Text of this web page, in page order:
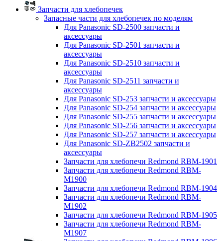
Запчасти для хлебопечек
Запасные части для хлебопечек по моделям
Для Panasonic SD-2500 запчасти и
аксессуары
Для Panasonic SD-2501 запчасти и
аксессуары
Для Panasonic SD-2510 запчасти и
аксессуары
Для Panasonic SD-2511 запчасти и
аксессуары
Для Panasonic SD-253 запчасти и аксессуары
Для Panasonic SD-254 запчасти и аксессуары
Для Panasonic SD-255 запчасти и аксессуары
Для Panasonic SD-256 запчасти и аксессуары
Для Panasonic SD-257 запчасти и аксессуары
Для Panasonic SD-ZB2502 запчасти и
аксессуары
Запчасти для хлебопечи Redmond RBM-1901
Запчасти для хлебопечи Redmond RBM-
M1900
Запчасти для хлебопечи Redmond RBM-1904
Запчасти для хлебопечи Redmond RBM-
M1902
Запчасти для хлебопечи Redmond RBM-1905
Запчасти для хлебопечи Redmond RBM-
M1907